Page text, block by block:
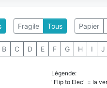
Fragile Tous Papier
B C D E F G H I J
Légende:
"Flip to Elec" = la